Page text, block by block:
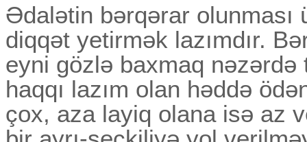
Ədalətin bərqərar olunması
diqqət yetirmək lazımdır.
eyni gözlə baxmaq
haqqı lazım olan həddə
çox, aza layiq olana isə az